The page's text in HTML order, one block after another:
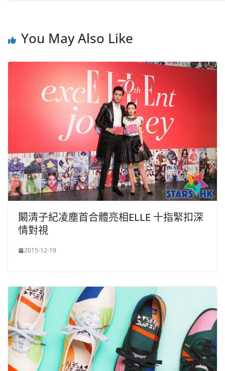
You May Also Like
闞清子紀凌塵首合體亮相ELLE 十指緊扣深
情對視
2015-12-19